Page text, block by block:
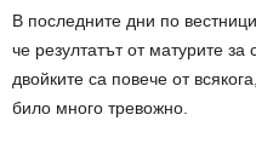
В последните дни по
че резултатът от матурите
двойките са повече от
било много тревожно.